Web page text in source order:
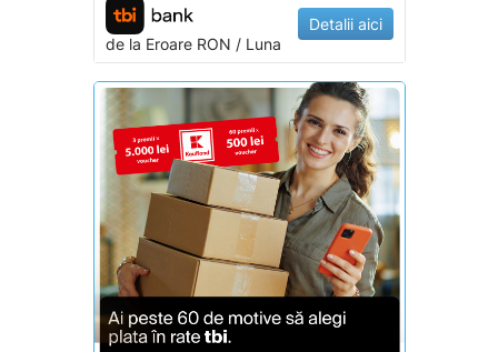
de la EroareRON / Luna
Detalii aici